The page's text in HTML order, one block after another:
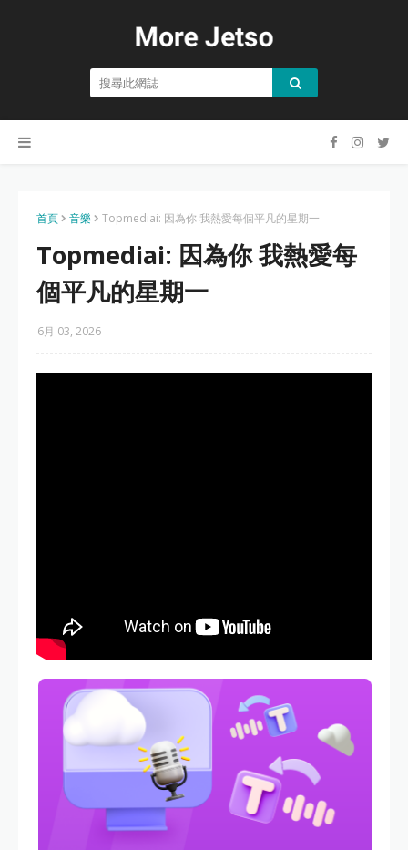
首頁 音樂 Topmediai: 因為你 我熱愛每個平凡的星期一
Topmediai: 因為你 我熱愛每
個平凡的星期一
6月 03, 2026